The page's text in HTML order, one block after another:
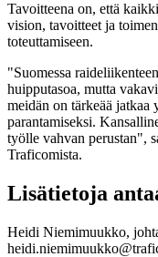
Tavoitteena on, että
vision, tavoitteet ja
toteuttamiseen.
"Suomessa
huipputasoa, mutta
meidän on tärkeää jatkaa
parantamiseksi.
työlle vahvan perustan",
Traficomista.
Lisätietoja
Heidi Niemimuukko,